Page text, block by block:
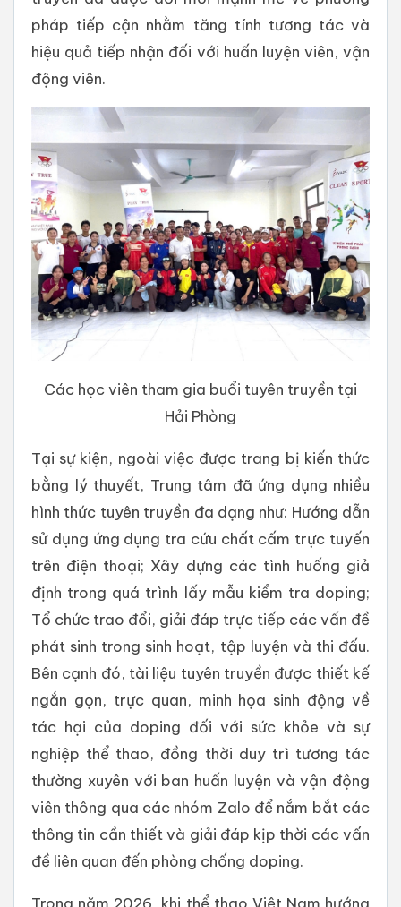
pháp tiếp cận nhằm tăng tính tương tác và
hiệu quả tiếp nhận đối với huấn luyện viên, vận
động viên.
Các học viên tham gia buổi tuyên truyền tại
Hải Phòng
Tại sự kiện, ngoài việc được trang bị kiến thức
bằng lý thuyết, Trung tâm đã ứng dụng nhiều
hình thức tuyên truyền đa dạng như: Hướng dẫn
sử dụng ứng dụng tra cứu chất cấm trực tuyến
trên điện thoại; Xây dựng các tình huống giả
định trong quá trình lấy mẫu kiểm tra doping;
Tổ chức trao đổi, giải đáp trực tiếp các vấn đề
phát sinh trong sinh hoạt, tập luyện và thi đấu.
Bên cạnh đó, tài liệu tuyên truyền được thiết kế
ngắn gọn, trực quan, minh họa sinh động về
tác hại của doping đối với sức khỏe và sự
nghiệp thể thao, đồng thời duy trì tương tác
thường xuyên với ban huấn luyện và vận động
viên thông qua các nhóm Zalo để nắm bắt các
thông tin cần thiết và giải đáp kịp thời các vấn
đề liên quan đến phòng chống doping.
Trong năm 2026, khi thể thao Việt Nam hướng